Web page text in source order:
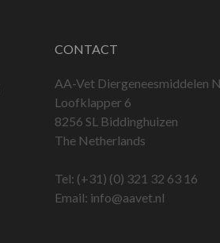
CONTACT
AA-Vet Diergeneesmiddelen
Loofklapper 6
8256 SL Biddinghuizen
The Netherlands
Tel: (+31) (0) 321 32 63 16
Email: info@aavet.nl